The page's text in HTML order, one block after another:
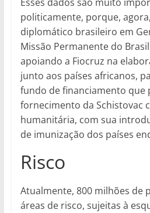
Esses dados são muito
politicamente, porque,
diplomático brasileiro em
Missão Permanente do
apoiando a Fiocruz na
junto aos países africanos,
fundo de financiamento que
fornecimento da Schistovac
humanitária, com sua
de imunização dos países
Risco
Atualmente, 800 milhões de
áreas de risco, sujeitas à